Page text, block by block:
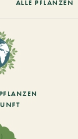
ALLE PFLANZEN